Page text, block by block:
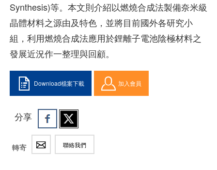
Synthesis)等。本文則介紹以燃燒合成法製備奈米級
晶體材料之源由及特色，並將目前國外各研究小
組，利用燃燒合成法應用於鋰離子電池陰極材料之
發展近況作一整理與回顧。
Download檔案下載 加入會員
分享
轉寄 聯絡我們